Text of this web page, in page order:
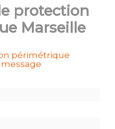
protection
Marseille
périmétrique